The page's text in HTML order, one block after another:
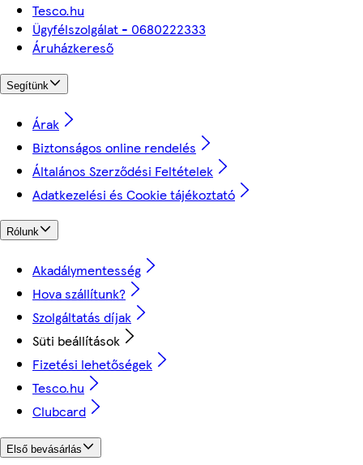
Tesco.hu
Ügyfélszolgálat - 0680222333
Áruházkereső
Segítünk
Árak
Biztonságos online rendelés
Általános Szerződési Feltételek
Adatkezelési és Cookie tájékoztató
Rólunk
Akadálymentesség
Hova szállítunk?
Szolgáltatás díjak
Süti beállítások
Fizetési lehetőségek
Tesco.hu
Clubcard
Első bevásárlás